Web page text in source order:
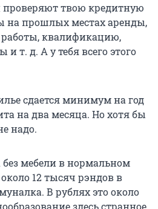
проверяют твою кредитную
на прошлых местах аренды,
квалификацию,
т. д. А у тебя всего этого
сдается минимум на год
на два месяца. Но хотя бы
надо.
мебели в нормальном
12 тысяч рэндов в
В рублях это около
здесь странное